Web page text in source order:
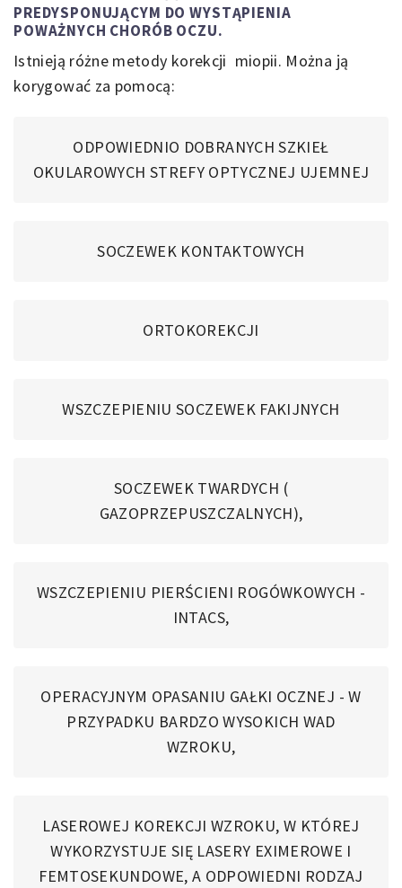
PREDYSPONUJĄCYM DO WYSTĄPIENIA
POWAŻNYCH CHORÓB OCZU.
Istnieją różne metody korekcji miopii. Można ją
korygować za pomocą:
ODPOWIEDNIO DOBRANYCH SZKIEŁ
OKULAROWYCH STREFY OPTYCZNEJ UJEMNEJ
SOCZEWEK KONTAKTOWYCH
ORTOKOREKCJI
WSZCZEPIENIU SOCZEWEK FAKIJNYCH
SOCZEWEK TWARDYCH (
GAZOPRZEPUSZCZALNYCH),
WSZCZEPIENIU PIERŚCIENI ROGÓWKOWYCH -
INTACS,
OPERACYJNYM OPASANIU GAŁKI OCZNEJ - W
PRZYPADKU BARDZO WYSOKICH WAD
WZROKU,
LASEROWEJ KOREKCJI WZROKU, W KTÓREJ
WYKORZYSTUJE SIĘ LASERY EXIMEROWE I
FEMTOSEKUNDOWE, A ODPOWIEDNI RODZAJ